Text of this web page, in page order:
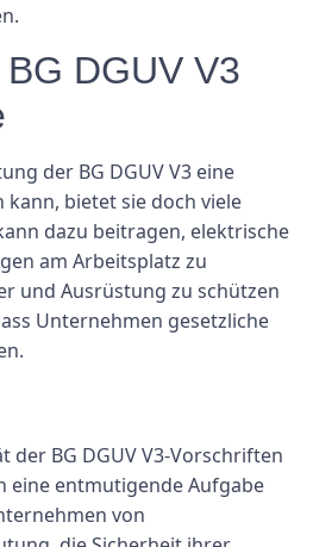
DGUV V3
der BG DGUV V3 eine
bietet sie doch viele
dazu beitragen, elektrische
am Arbeitsplatz zu
und Ausrüstung zu schützen
Unternehmen gesetzliche
der BG DGUV V3-Vorschriften
eine entmutigende Aufgabe
von